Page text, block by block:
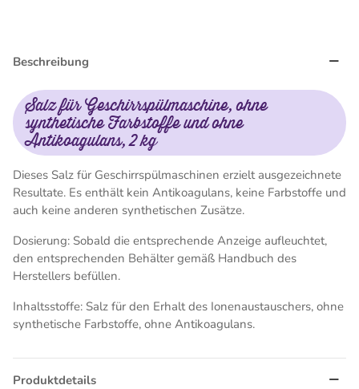
Beschreibung
Salz für Geschirrspülmaschine, ohne
synthetische Farbstoffe und ohne
Antikoagulans, 2 kg
Dieses Salz für Geschirrspülmaschinen erzielt ausgezeichnete
Resultate. Es enthält kein Antikoagulans, keine Farbstoffe und
auch keine anderen synthetischen Zusätze.
Dosierung: Sobald die entsprechende Anzeige aufleuchtet,
den entsprechenden Behälter gemäß Handbuch des
Herstellers befüllen.
Inhaltsstoffe: Salz für den Erhalt des Ionenaustauschers, ohne
synthetische Farbstoffe, ohne Antikoagulans.
Produktdetails